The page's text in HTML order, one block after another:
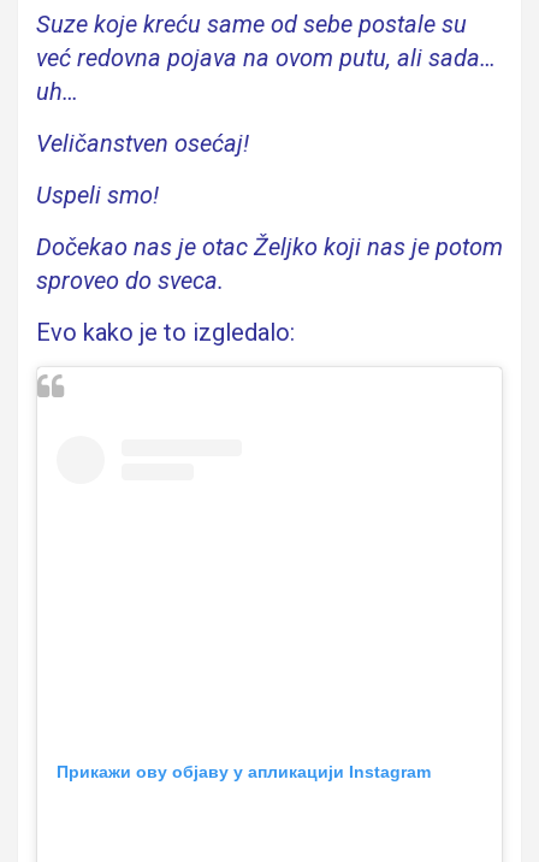
Suze koje kreću same od sebe postale su
već redovna pojava na ovom putu, ali sada…
uh…
Veličanstven osećaj!
Uspeli smo!
Dočekao nas je otac Željko koji nas je potom
sproveo do sveca.
Evo kako je to izgledalo:
Прикажи ову објаву у апликацији Instagram